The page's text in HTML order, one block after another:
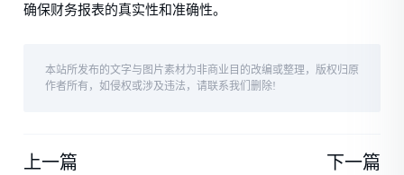
确保财务报表的真实性和准确性。
本站所发布的文字与图片素材为非商业目的改编或整理，版权归原
作者所有，如侵权或涉及违法，请联系我们删除!
上一篇 下一篇